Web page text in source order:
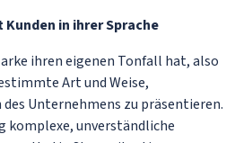
in ihrer Sprache
ihren eigenen Tonfall hat, also
Art und Weise,
Unternehmens zu präsentieren.
komplexe, unverständliche